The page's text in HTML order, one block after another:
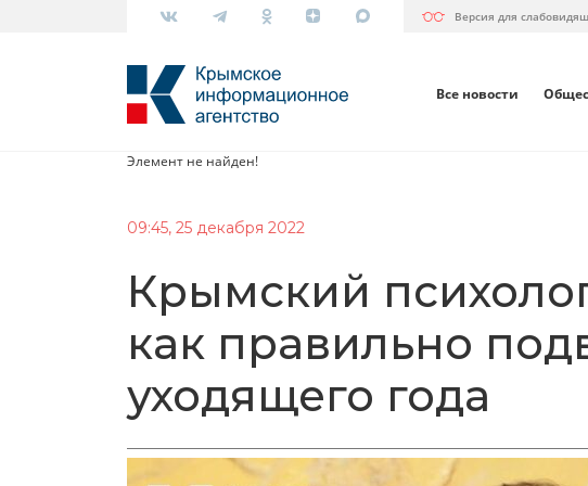
Версия для
Все новости
Элемент не найден!
09:45, 25 декабря 2022
Крымский
как правильно
уходящего года